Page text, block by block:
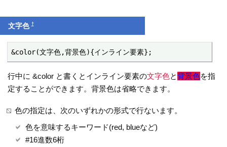
文字色†
&color(文字色,背景色){インライン要素};
行中に &color と書くとインライン要素の文字色と背景色を指
定することができます。背景色は省略できます。
色の指定は、次のいずれかの形式で行ないます。
色を意味するキーワード(red, blueなど)
#16進数6桁